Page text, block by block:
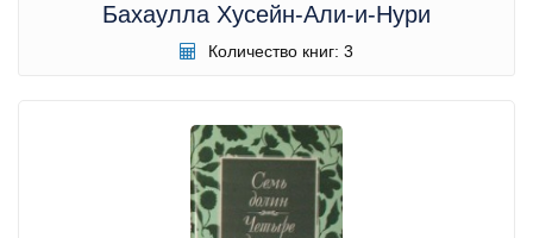
Бахаулла Хусейн-Али-и-Нури
Количество книг: 3